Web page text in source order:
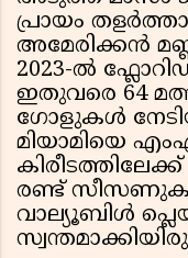
പ്രായം
അമേരിക്കൻ
2023-ൽ
ഇതുവരെ 64
ഗോളുകൾ
മിയാമിയെ
രണ്ട്
വാല്യൂബിൾ